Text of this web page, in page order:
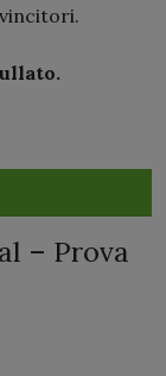
– Prova